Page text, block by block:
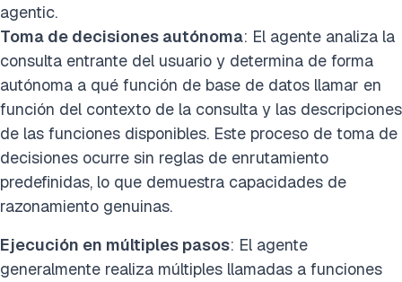
agentic.
Toma de decisiones autónoma: El agente analiza la
consulta entrante del usuario y determina de forma
autónoma a qué función de base de datos llamar en
función del contexto de la consulta y las descripciones
de las funciones disponibles. Este proceso de toma de
decisiones ocurre sin reglas de enrutamiento
predefinidas, lo que demuestra capacidades de
razonamiento genuinas.
Ejecución en múltiples pasos: El agente
generalmente realiza múltiples llamadas a funciones